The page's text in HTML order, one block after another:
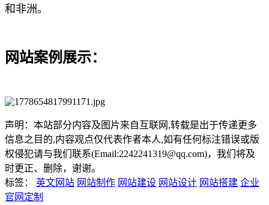
和非洲。
网站案例展示：
声明：本站部分内容及图片来自互联网,转载是出于传递更多
信息之目的,内容观点仅代表作者本人,如有任何标注错误或版
权侵犯请与我们联系(Email:2242241319@qq.com)，我们将及
时更正、删除，谢谢。
标签：
英文网站 网站制作 网站建设 网站设计 网站搭建 企业
官网定制